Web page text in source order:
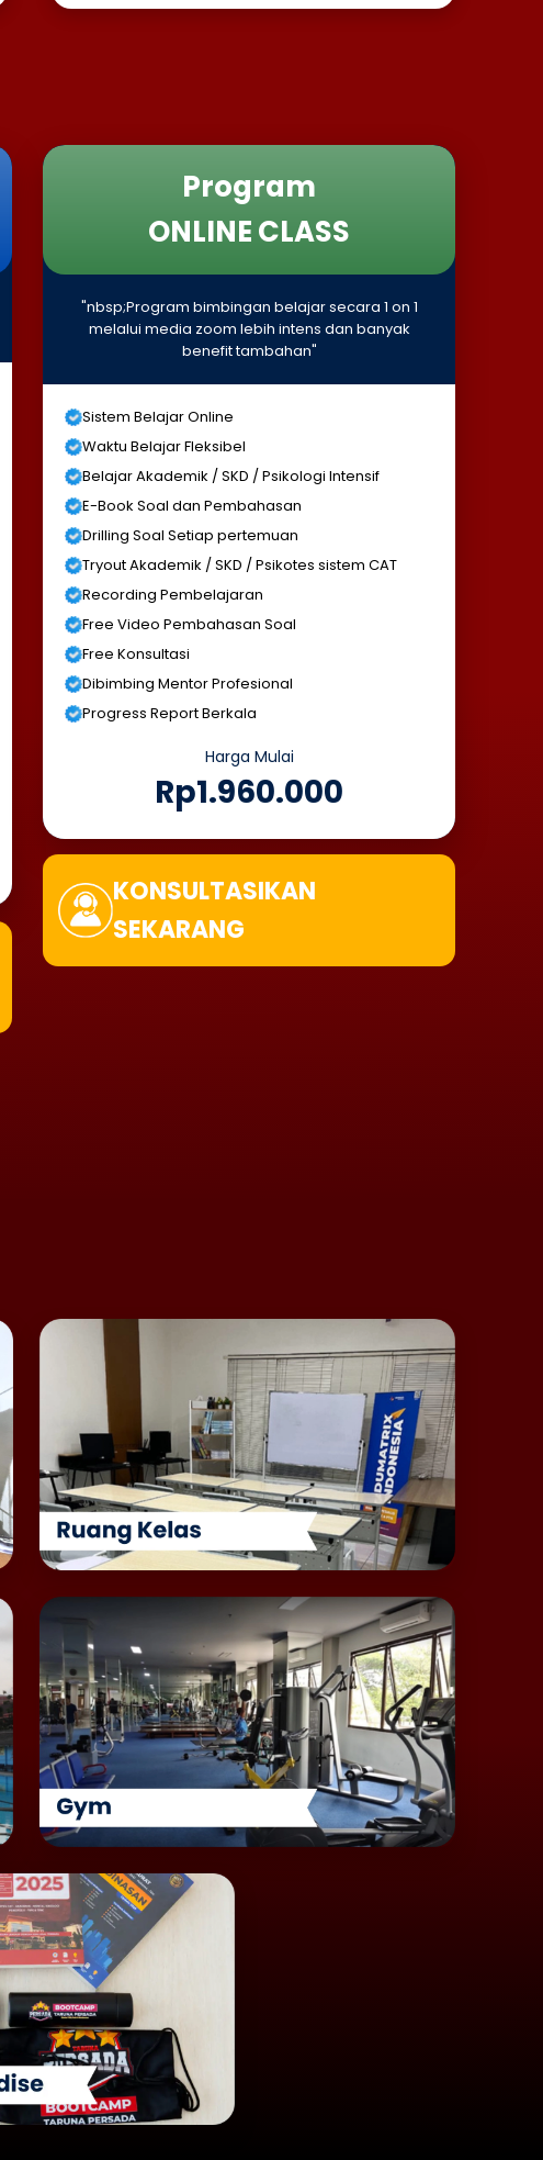
Program
ONLINE CLASS
"nbsp;Program bimbingan belajar secara 1 on 1
melalui media zoom lebih intens dan banyak
benefit tambahan"
Sistem Belajar Online
Waktu Belajar Fleksibel
Belajar Akademik / SKD / Psikologi Intensif
E-Book Soal dan Pembahasan
Drilling Soal Setiap pertemuan
Tryout Akademik / SKD / Psikotes sistem CAT
Recording Pembelajaran
Free Video Pembahasan Soal
Free Konsultasi
Dibimbing Mentor Profesional
Progress Report Berkala
Harga Mulai
Rp1.960.000
KONSULTASIKAN
SEKARANG